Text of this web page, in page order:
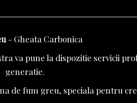
- Gheata Carbonica
va pune la dispozitie servicii
generatie.
de fum greu, speciala pentru